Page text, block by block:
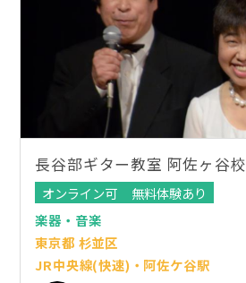
長谷部ギター教室 阿佐ヶ谷校
オンライン可
無料体験あり
楽器・音楽
東京都 杉並区
JR中央線(快速)・阿佐ケ谷駅